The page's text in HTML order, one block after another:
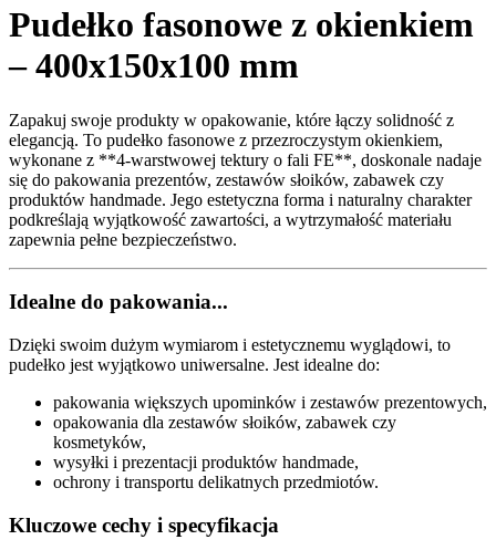
Pudełko fasonowe z okienkiem
– 400x150x100 mm
Zapakuj swoje produkty w opakowanie, które łączy solidność z
elegancją. To pudełko fasonowe z przezroczystym okienkiem,
wykonane z **4-warstwowej tektury o fali FE**, doskonale nadaje
się do pakowania prezentów, zestawów słoików, zabawek czy
produktów handmade. Jego estetyczna forma i naturalny charakter
podkreślają wyjątkowość zawartości, a wytrzymałość materiału
zapewnia pełne bezpieczeństwo.
Idealne do pakowania...
Dzięki swoim dużym wymiarom i estetycznemu wyglądowi, to
pudełko jest wyjątkowo uniwersalne. Jest idealne do:
pakowania większych upominków i zestawów prezentowych,
opakowania dla zestawów słoików, zabawek czy
kosmetyków,
wysyłki i prezentacji produktów handmade,
ochrony i transportu delikatnych przedmiotów.
Kluczowe cechy i specyfikacja